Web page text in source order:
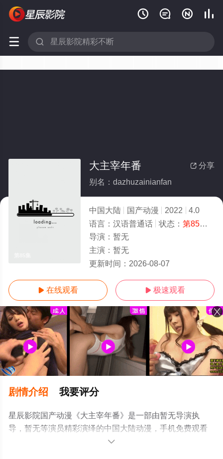
   
 
 分享
大主宰年番
别名：dazhuzainianfan
中国大陆 国产动漫 2022
4.0
语言： 汉语普通话 状态： 第85集
导演： 暂无
主演： 暂无
更新时间： 2026-08-07
 在线观看  极速观看
剧情介绍 我要评分
星辰影院国产动漫《大主宰年番》是一部由暂无导演执
导，暂无等演员精彩演绎的中国大陆动漫，手机免费观看
高清未删减完整版动漫全集就上星辰影视，更多相关信息
